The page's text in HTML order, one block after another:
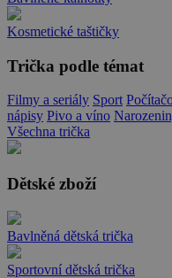
Kosmetické taštičky
Trička podle témat
Filmy a seriály Sport
nápisy Pivo a víno
Všechna trička
Dětské zboží
Bavlněná dětská trička
Sportovní dětská trička